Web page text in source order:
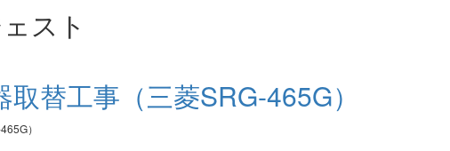
替工事（三菱SRG-465G）